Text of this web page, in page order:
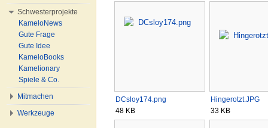
DCsloy174.png
48 KB
Hingerotzt.JPG
33 KB
Schwesterprojekte
KameloNews
Gute Frage
Gute Idee
KameloBooks
Kamelionary
Spiele & Co.
Mitmachen
Werkzeuge